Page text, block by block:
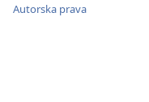
Autorska prava